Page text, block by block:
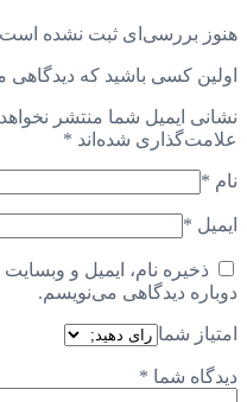
هنوز بررسی‌ای ثبت نشده
اولین کسی باشید که دیدگاهی
نشانی ایمیل شما منتشر
علامت‌گذاری شده‌اند *
نام *
ایمیل *
ذخیره نام، ایمیل و
دوباره دیدگاهی می‌نویسم.
امتیاز شما
دیدگاه شما *